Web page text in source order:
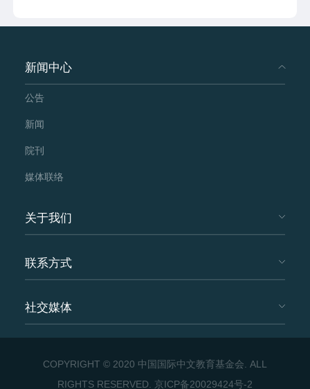
新闻中心
公告
新闻
院刊
媒体联络
关于我们
联系方式
社交媒体
COPYRIGHT © 2020 中国国际中文教育基金会. ALL
RIGHTS RESERVED. 京ICP备20029424号-2